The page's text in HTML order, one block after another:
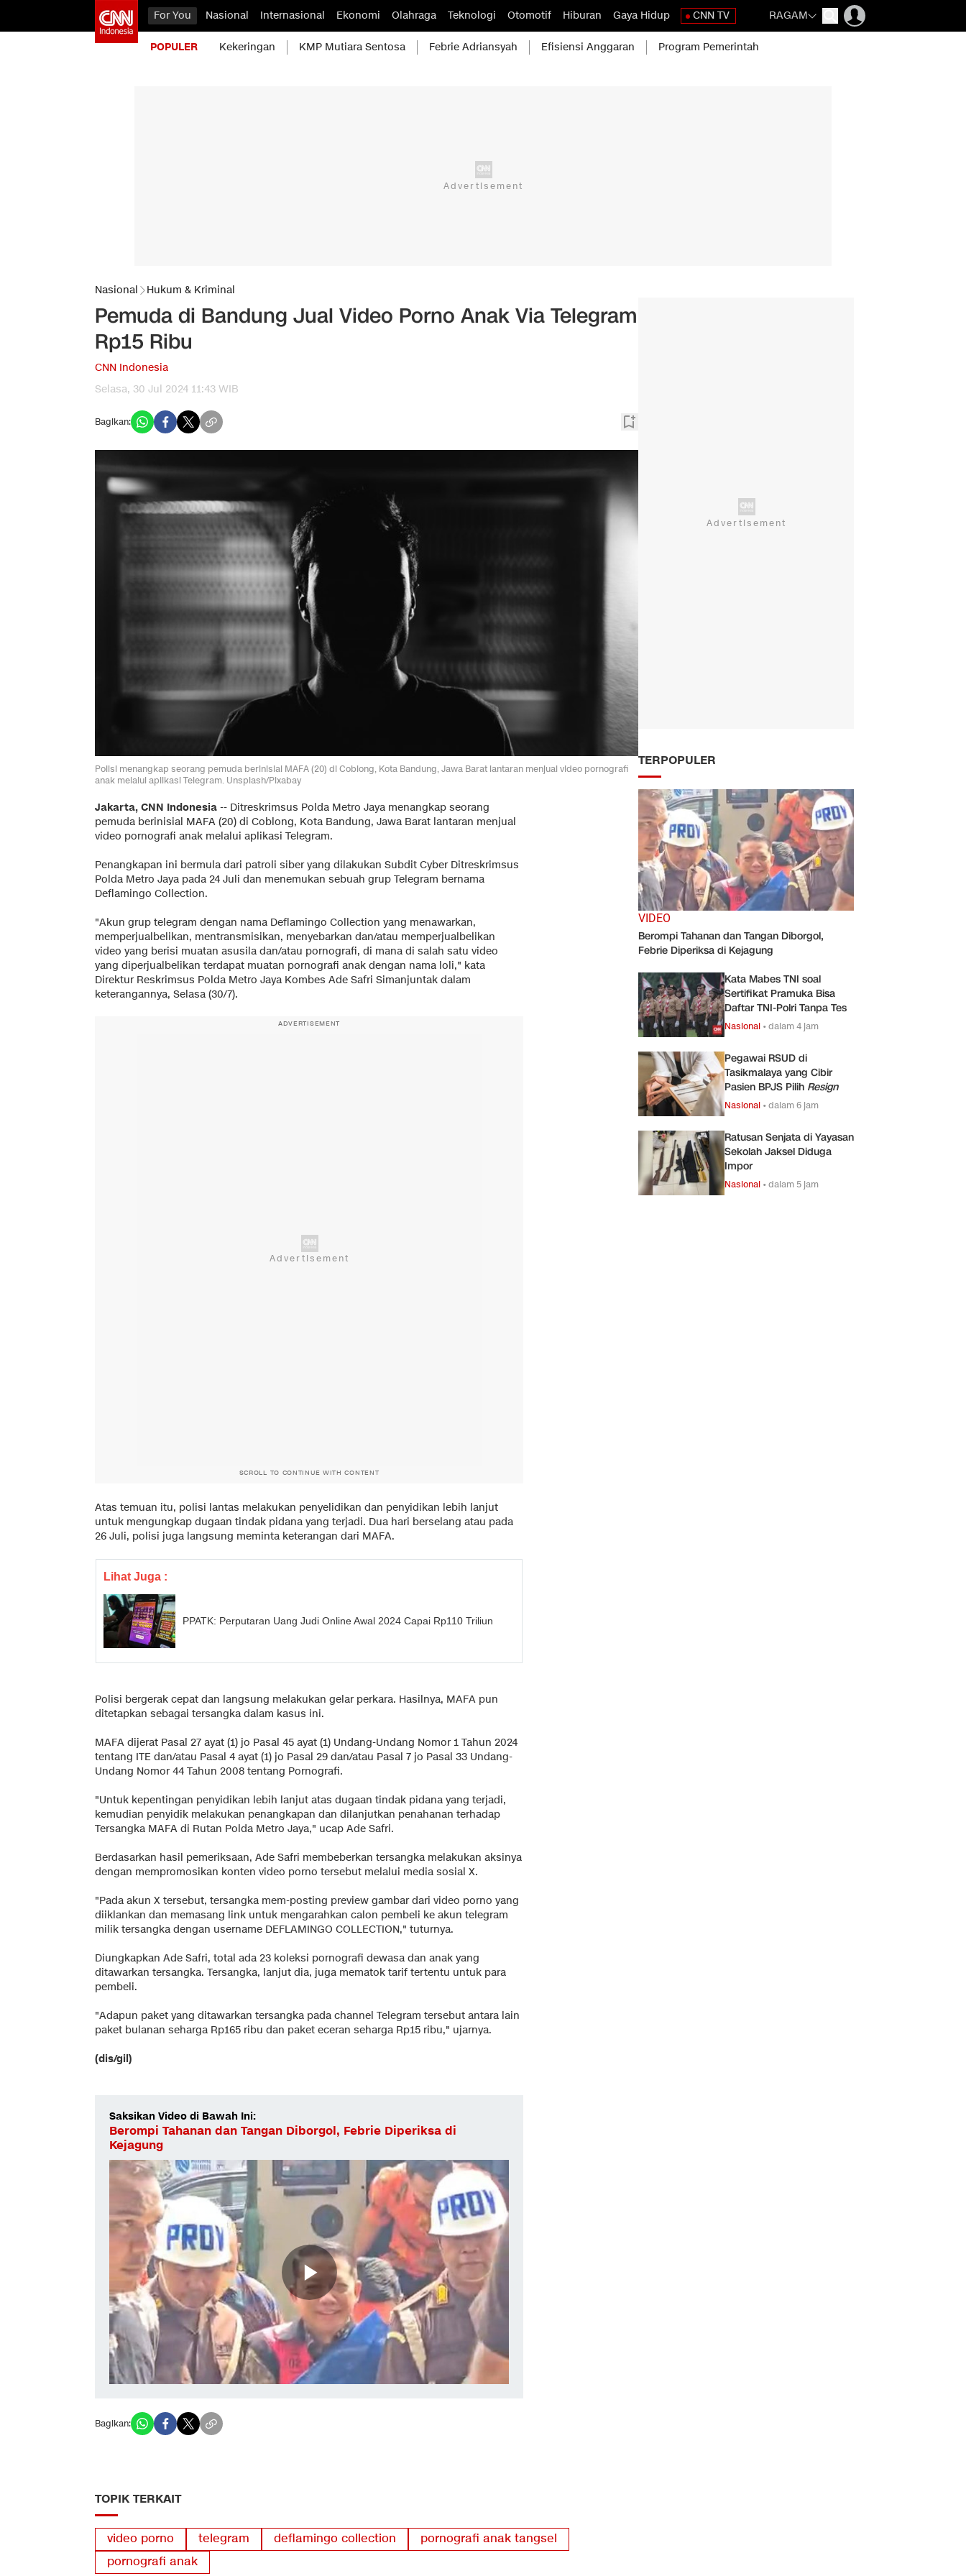
For You Nasional Internasional Ekonomi Olahraga Teknologi Otomotif Hiburan Gaya Hidup CNN TV RAGAM
POPULER Kekeringan KMP Mutiara Sentosa Febrie Adriansyah Efisiensi Anggaran Program Pemerintah
Nasional Hukum & Kriminal
Pemuda di Bandung Jual Video Porno Anak Via Telegram
Rp15 Ribu
CNN Indonesia
Selasa, 30 Jul 2024 11:43 WIB
Bagikan:
Polisi menangkap seorang pemuda berinisial MAFA (20) di Coblong, Kota Bandung, Jawa Barat lantaran menjual video pornografi
anak melalui aplikasi Telegram. Unsplash/Pixabay
Jakarta, CNN Indonesia -- Ditreskrimsus Polda Metro Jaya menangkap seorang
pemuda berinisial MAFA (20) di Coblong, Kota Bandung, Jawa Barat lantaran menjual
video pornografi anak melalui aplikasi Telegram.
Penangkapan ini bermula dari patroli siber yang dilakukan Subdit Cyber Ditreskrimsus
Polda Metro Jaya pada 24 Juli dan menemukan sebuah grup Telegram bernama
Deflamingo Collection.
"Akun grup telegram dengan nama Deflamingo Collection yang menawarkan,
memperjualbelikan, mentransmisikan, menyebarkan dan/atau memperjualbelikan
video yang berisi muatan asusila dan/atau pornografi, di mana di salah satu video
yang diperjualbelikan terdapat muatan pornografi anak dengan nama loli," kata
Direktur Reskrimsus Polda Metro Jaya Kombes Ade Safri Simanjuntak dalam
keterangannya, Selasa (30/7).
ADVERTISEMENT
SCROLL TO CONTINUE WITH CONTENT
Atas temuan itu, polisi lantas melakukan penyelidikan dan penyidikan lebih lanjut
untuk mengungkap dugaan tindak pidana yang terjadi. Dua hari berselang atau pada
26 Juli, polisi juga langsung meminta keterangan dari MAFA.
Lihat Juga :
PPATK: Perputaran Uang Judi Online Awal 2024 Capai Rp110 Triliun
Polisi bergerak cepat dan langsung melakukan gelar perkara. Hasilnya, MAFA pun
ditetapkan sebagai tersangka dalam kasus ini.
MAFA dijerat Pasal 27 ayat (1) jo Pasal 45 ayat (1) Undang-Undang Nomor 1 Tahun 2024
tentang ITE dan/atau Pasal 4 ayat (1) jo Pasal 29 dan/atau Pasal 7 jo Pasal 33 Undang-
Undang Nomor 44 Tahun 2008 tentang Pornografi.
"Untuk kepentingan penyidikan lebih lanjut atas dugaan tindak pidana yang terjadi,
kemudian penyidik melakukan penangkapan dan dilanjutkan penahanan terhadap
Tersangka MAFA di Rutan Polda Metro Jaya," ucap Ade Safri.
Berdasarkan hasil pemeriksaan, Ade Safri membeberkan tersangka melakukan aksinya
dengan mempromosikan konten video porno tersebut melalui media sosial X.
"Pada akun X tersebut, tersangka mem-posting preview gambar dari video porno yang
diiklankan dan memasang link untuk mengarahkan calon pembeli ke akun telegram
milik tersangka dengan username DEFLAMINGO COLLECTION," tuturnya.
Diungkapkan Ade Safri, total ada 23 koleksi pornografi dewasa dan anak yang
ditawarkan tersangka. Tersangka, lanjut dia, juga mematok tarif tertentu untuk para
pembeli.
"Adapun paket yang ditawarkan tersangka pada channel Telegram tersebut antara lain
paket bulanan seharga Rp165 ribu dan paket eceran seharga Rp15 ribu," ujarnya.
(dis/gil)
Saksikan Video di Bawah Ini:
Berompi Tahanan dan Tangan Diborgol, Febrie Diperiksa di
Kejagung
Bagikan:
TOPIK TERKAIT
video porno telegram deflamingo collection
pornografi anak tangsel
pornografi anak
TERPOPULER
VIDEO
Berompi Tahanan dan Tangan Diborgol,
Febrie Diperiksa di Kejagung
Kata Mabes TNI soal
Sertifikat Pramuka Bisa
Daftar TNI-Polri Tanpa Tes
Nasional •dalam 4 jam
Pegawai RSUD di
Tasikmalaya yang Cibir
Pasien BPJS Pilih Resign
Nasional •dalam 6 jam
Ratusan Senjata di Yayasan
Sekolah Jaksel Diduga
Impor
Nasional •dalam 5 jam